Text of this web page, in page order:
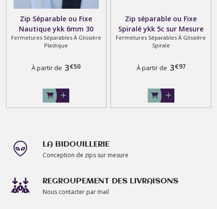
Zip Séparable ou Fixe
Nautique ykk 6mm 30
coloris disponibles tout
plastique sur Mesure
Fermetures Séparables À Glissière
Plastique
À partir de 3€50
Zip séparable ou Fixe
Spiralé ykk 5c sur Mesure
Tout Types et Coloris
Fermetures Séparables À Glissière
Spirale
À partir de 3€97
LA BIDOUILLERIE
Conception de zips sur mesure
REGROUPEMENT DES LIVRAISONS
Nous contacter par mail